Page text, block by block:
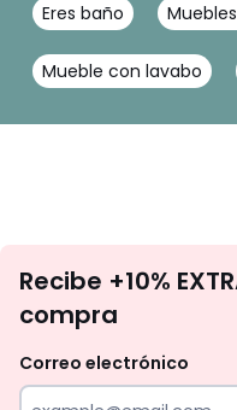
Eres baño
Mueble con lavabo
Recibe +10%
compra
Correo electrónico